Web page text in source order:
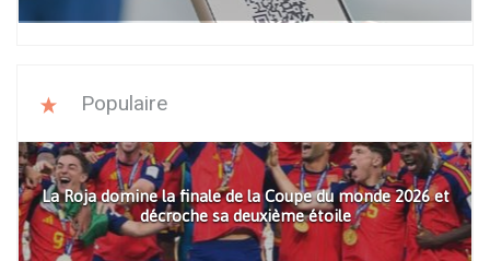
Populaire
La Roja domine la finale de la Coupe du monde 2026 et
décroche sa deuxième étoile